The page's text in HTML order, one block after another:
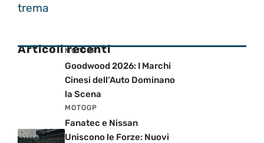
trema
Articoli recenti
MOTOGP
Goodwood 2026: I Marchi
Cinesi dell’Auto Dominano
la Scena
MOTOGP
Fanatec e Nissan
Uniscono le Forze: Nuovi